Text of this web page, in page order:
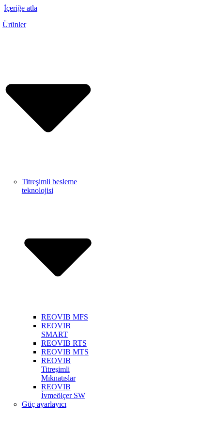
İçeriğe atla
Ürünler
Titreşimli besleme
teknolojisi
REOVIB MFS
REOVIB
SMART
REOVIB RTS
REOVIB MTS
REOVIB
Titreşimli
Mıknatıslar
REOVIB
İvmeölçer SW
Güç ayarlayıcı